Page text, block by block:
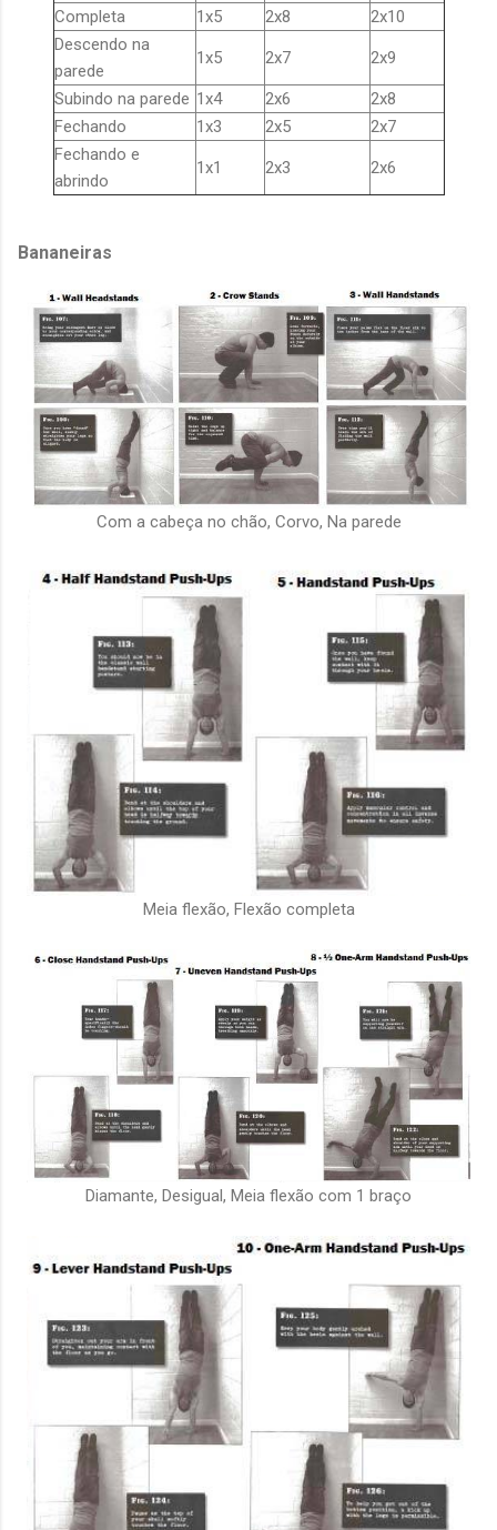
Completa 1x5 2x8
2x10
Descendo na
parede
1x5 2x7 2x9
Subindo na parede 1x4 2x6
2x8
Fechando
1x3 2x5
2x7
Fechando e
abrindo
1x1 2x3 2x6
Bananeiras
Com a cabeça no chão, Corvo, Na parede
Meia flexão, Flexão completa
Diamante, Desigual, Meia flexão com 1 braço